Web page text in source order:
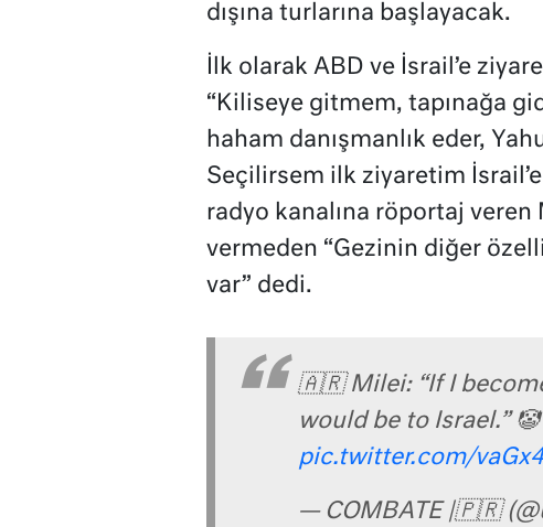
dışına turlarına başlayacak.
İlk olarak ABD ve İsrail’e
“Kiliseye gitmem, tapınağa
haham danışmanlık eder,
Seçilirsem ilk ziyaretim
radyo kanalına röportaj veren
vermeden “Gezinin diğer
var” dedi.
🇦🇷 Milei: “If I
would be to Israel.” 🤡
pic.twitter.com/
— COMBATE |🇵🇷